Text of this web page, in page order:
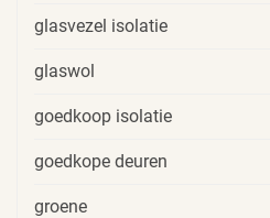
glasvezel isolatie
glaswol
goedkoop isolatie
goedkope deuren
groene